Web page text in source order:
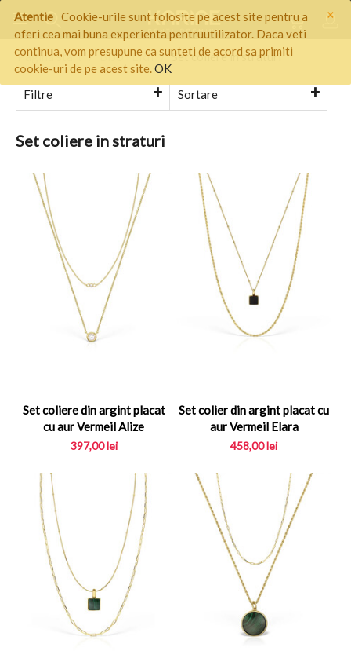
×
Atentie Cookie-urile sunt folosite pe acest site pentru a
oferi cea mai buna experienta pentruutilizator. Daca veti
continua, vom presupune ca sunteti de acord sa primiti
cookie-uri de pe acest site.OK
Pagina start / BIJUTERII / Set coliere in straturi
Filtre Sortare
Set coliere in straturi
Set coliere din argint placat
cu aur Vermeil Alize
397,00lei
Set colier din argint placat cu
aur Vermeil Elara
458,00lei